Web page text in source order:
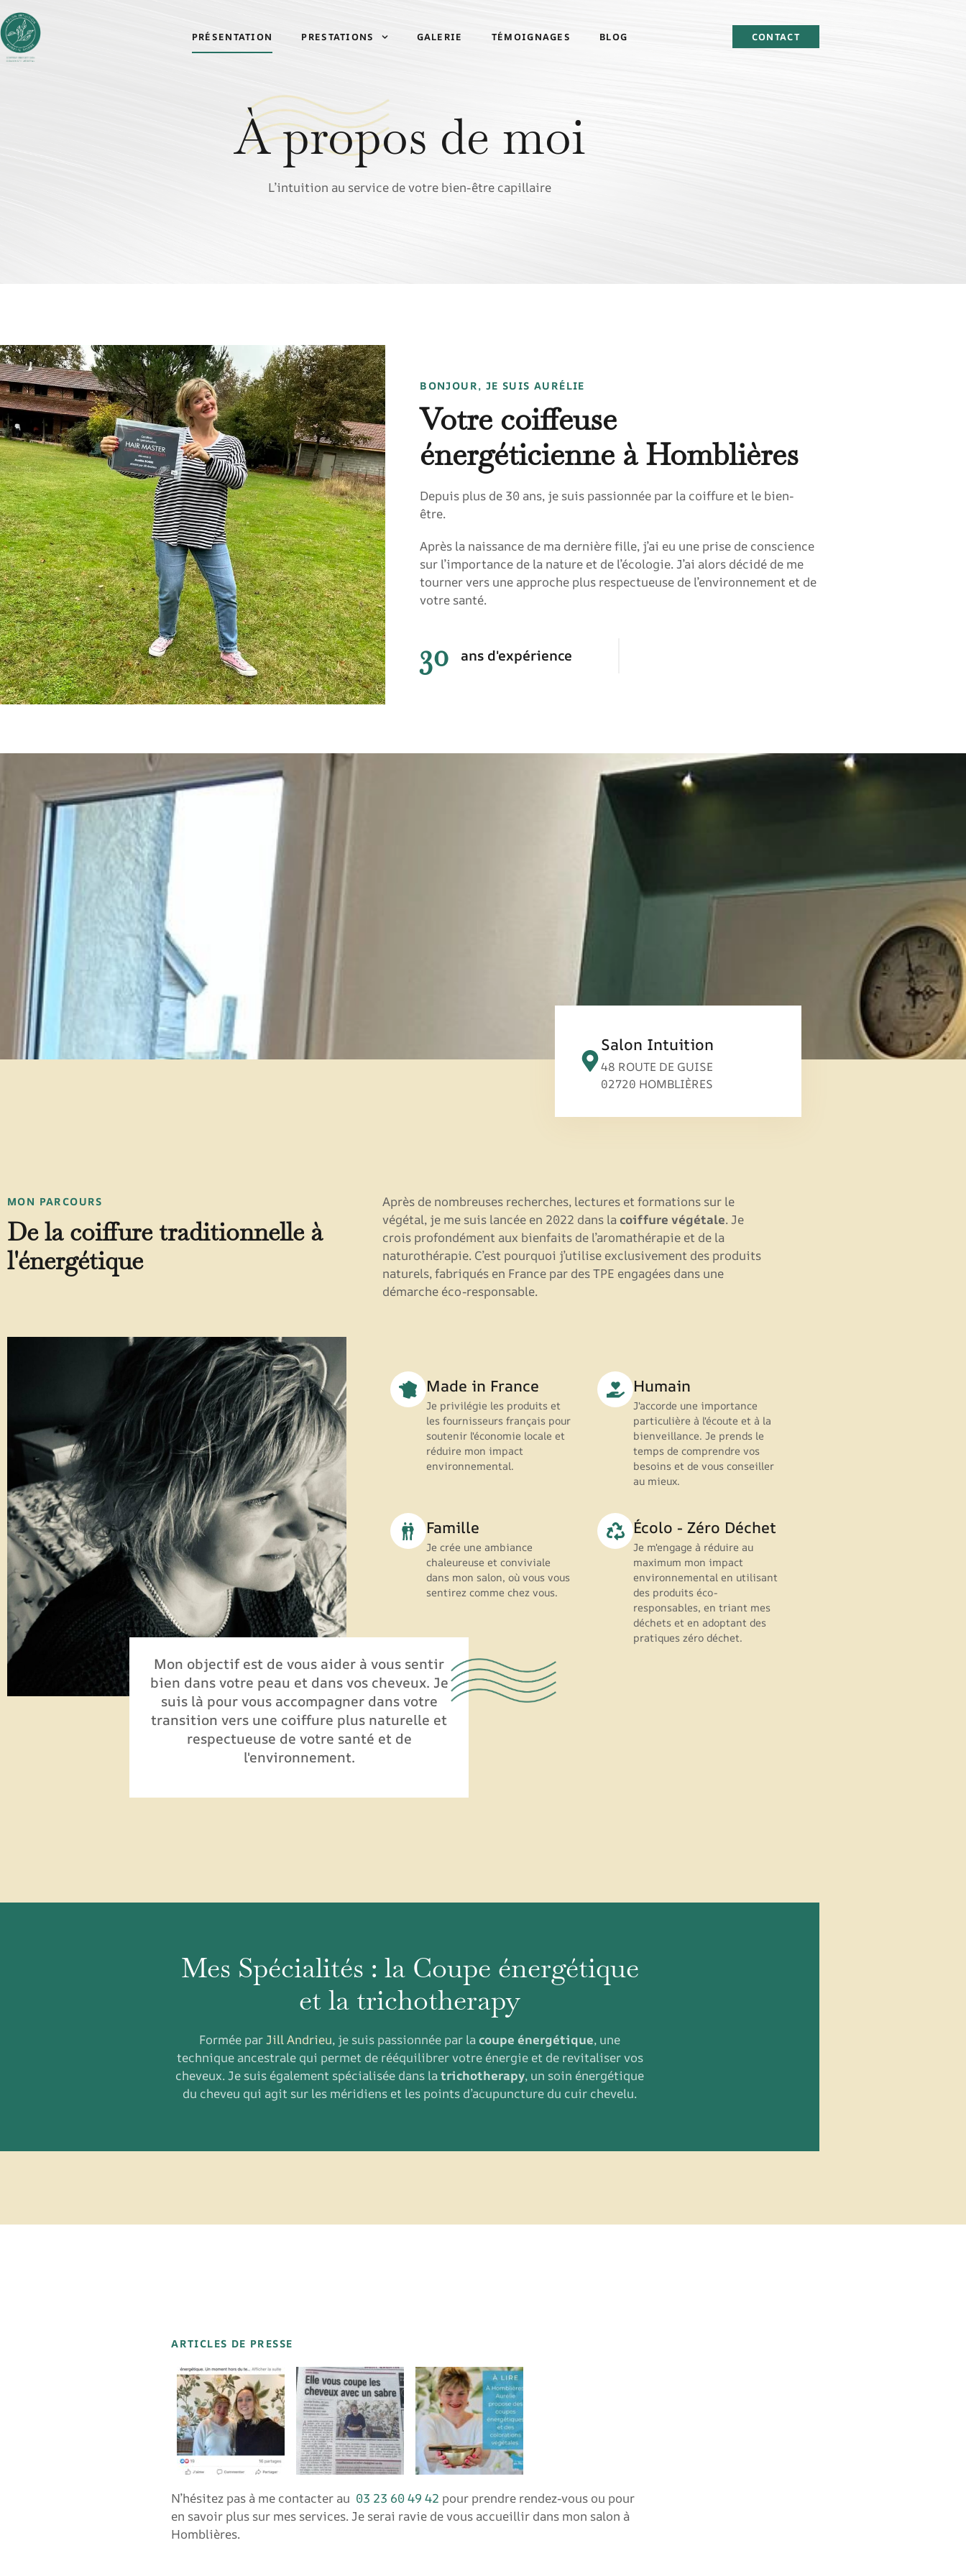
PRÉSENTATION PRESTATIONS GALERIE TÉMOIGNAGES BLOG CONTACT
À propos de moi
L’intuition au service de votre bien-être capillaire
BONJOUR, JE SUIS AURÉLIE
Votre coiffeuse
énergéticienne à Homblières
Depuis plus de 30 ans, je suis passionnée par la coiffure et le bien-
être.
Après la naissance de ma dernière fille, j’ai eu une prise de conscience
sur l’importance de la nature et de l’écologie. J’ai alors décidé de me
tourner vers une approche plus respectueuse de l’environnement et de
votre santé.
30 ans d'expérience
Salon Intuition
48 ROUTE DE GUISE
02720 HOMBLIÈRES
MON PARCOURS
De la coiffure traditionnelle à
l'énergétique
Après de nombreuses recherches, lectures et formations sur le
végétal, je me suis lancée en 2022 dans lacoiffure végétale. Je
crois profondément aux bienfaits de l’aromathérapie et de la
naturothérapie. C’est pourquoi j’utilise exclusivement des produits
naturels, fabriqués en France par des TPE engagées dans une
démarche éco-responsable.
Mon objectif est de vous aider à vous sentir
bien dans votre peau et dans vos cheveux. Je
suis là pour vous accompagner dans votre
transition vers une coiffure plus naturelle et
respectueuse de votre santé et de
l'environnement.
Made in France
Je privilégie les produits et
les fournisseurs français pour
soutenir l'économie locale et
réduire mon impact
environnemental.
Humain
J'accorde une importance
particulière à l'écoute et à la
bienveillance. Je prends le
temps de comprendre vos
besoins et de vous conseiller
au mieux.
Famille
Je crée une ambiance
chaleureuse et conviviale
dans mon salon, où vous vous
sentirez comme chez vous.
Écolo - Zéro Déchet
Je m'engage à réduire au
maximum mon impact
environnemental en utilisant
des produits éco-
responsables, en triant mes
déchets et en adoptant des
pratiques zéro déchet.
Mes Spécialités : la Coupe énergétique
et la trichotherapy
Formée parJill Andrieu, je suis passionnée par lacoupe énergétique, une
technique ancestrale qui permet de rééquilibrer votre énergie et de revitaliser vos
cheveux. Je suis également spécialisée dans latrichotherapy, un soin énergétique
du cheveu qui agit sur les méridiens et les points d’acupuncture du cuir chevelu.
ARTICLES DE PRESSE
N’hésitez pas à me contacter au 03 23 60 49 42 pour prendre rendez-vous ou pour
en savoir plus sur mes services. Je serai ravie de vous accueillir dans mon salon à
Homblières.